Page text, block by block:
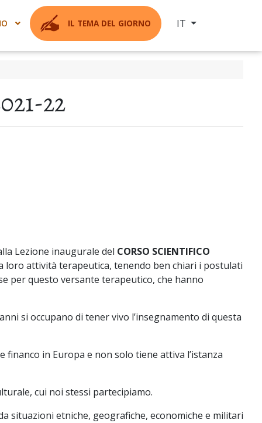
IL TEMA DEL GIORNO Seleziona la tua
IT
22
Lezione inaugurale del CORSO SCIENTIFICO
loro attività terapeutica, tenendo ben chiari i postulati
per questo versante terapeutico, che hanno
si occupano di tener vivo l’insegnamento di questa
in Europa e non solo tiene attiva l’istanza
cui noi stessi partecipiamo.
situazioni etniche, geografiche, economiche e militari